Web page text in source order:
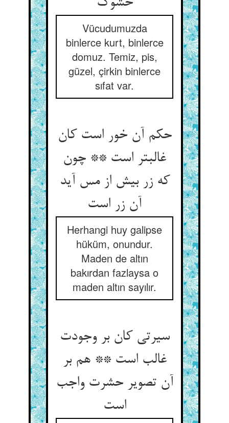
Vücudumuzda
binlerce kurt, binlerce
domuz. Temiz, pis,
güzel, çirkin binlerce
sıfat var.
حکم آن خور است کان
غالبتر است ** چون
که زر بیش از مس آید
آن زر است‏
Herhangi huy galipse
hüküm, onundur.
Maden de altın
bakırdan fazlaysa o
maden altın sayılır.
سیرتی کان بر وجودت
غالب است ** هم بر
آن تصویر حشرت واجب
است‏